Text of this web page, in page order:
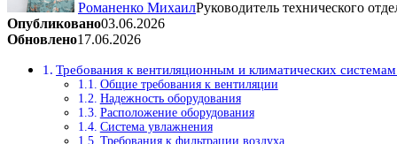
Романенко МихаилРуководитель технического
Опубликовано03.06.2026
Обновлено17.06.2026
Требования к вентиляционным и климатических
Общие требования к вентиляции
Надежность оборудования
Расположение оборудования
Система увлажнения
Требования к фильтрации воздуха